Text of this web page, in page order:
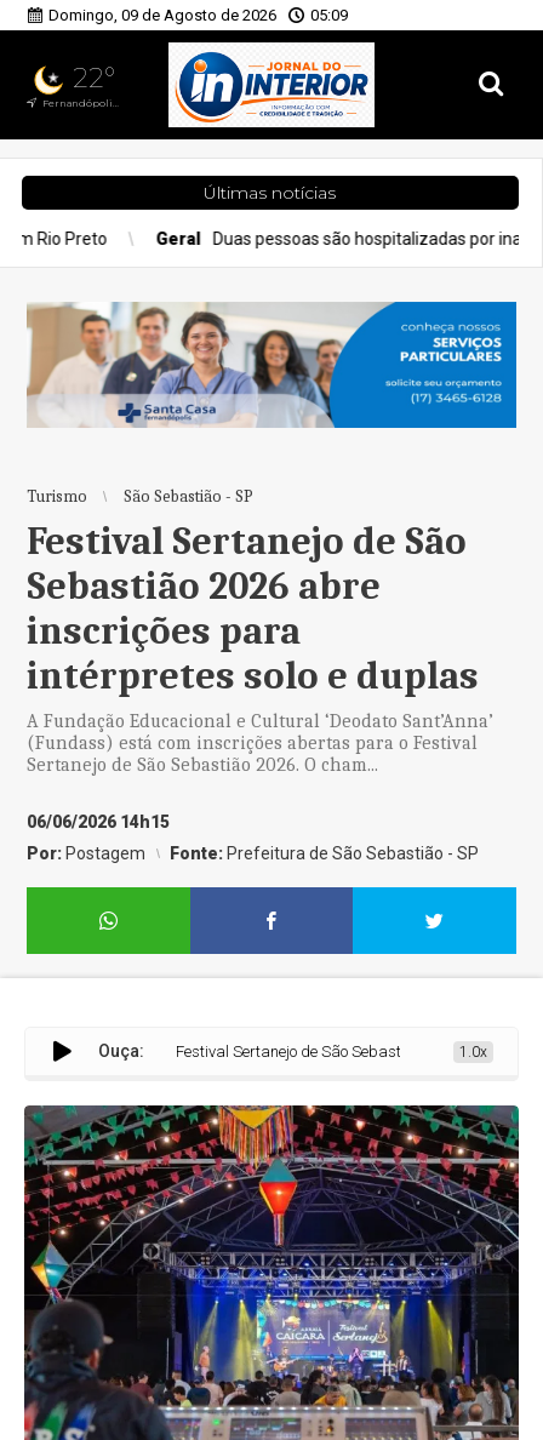
Domingo, 09 de Agosto de 2026 05:09
22°
Fernandópolis, SP
Últimas notícias
Duas pessoas são hospitalizadas por inalação de fumaça em
Turismo São Sebastião - SP
Festival Sertanejo de São
Sebastião 2026 abre
inscrições para
intérpretes solo e duplas
A Fundação Educacional e Cultural ‘Deodato Sant’Anna’
(Fundass) está com inscrições abertas para o Festival
Sertanejo de São Sebastião 2026. O cham...
06/06/2026 14h15
Por: Postagem Fonte: Prefeitura de São Sebastião - SP
Ouça:Festival Sertanejo de São Sebastião 2026 abre inscrições
1.0x